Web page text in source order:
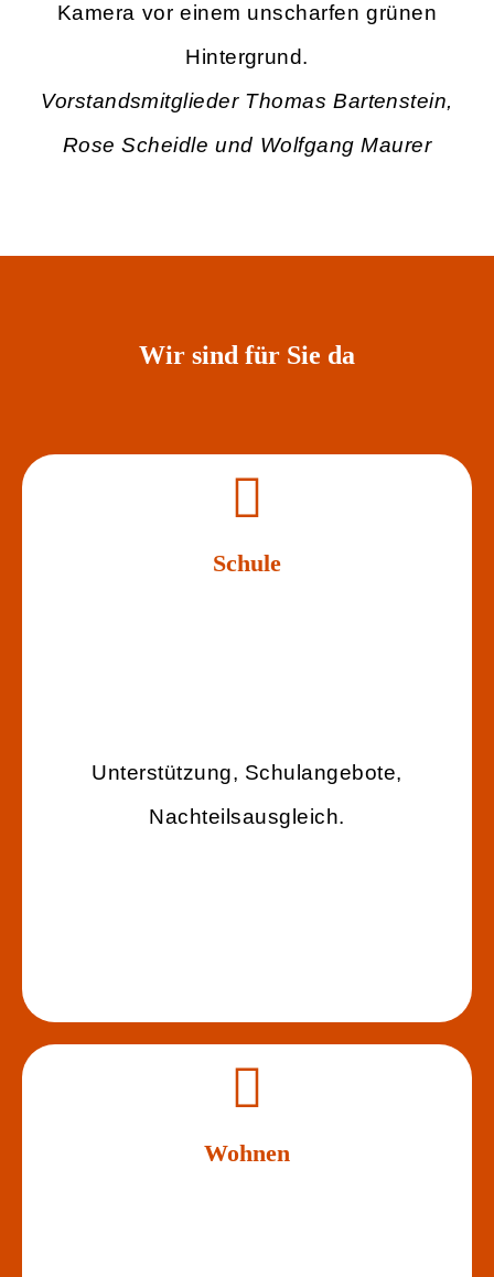
Vorstandsmitglieder Thomas Bartenstein,
Rose Scheidle und Wolfgang Maurer
Wir sind für Sie da
Schule
Unterstützung, Schulangebote,
Nachteilsausgleich.
Wohnen